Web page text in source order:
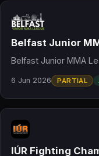
Belfast Junior
Belfast Junior MMA
6 Jun 2026 PARTIAL
IÚR Fighting